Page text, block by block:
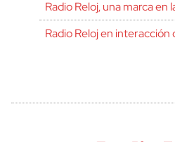
Radio Reloj, una marca en
Radio Reloj en interacción